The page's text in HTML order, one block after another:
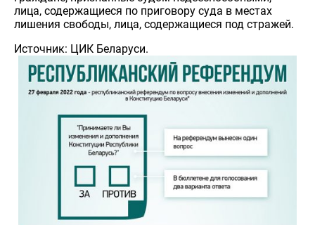
лица, содержащиеся по приговору суда в местах
лишения свободы, лица, содержащиеся под стражей.
Источник: ЦИК Беларуси.